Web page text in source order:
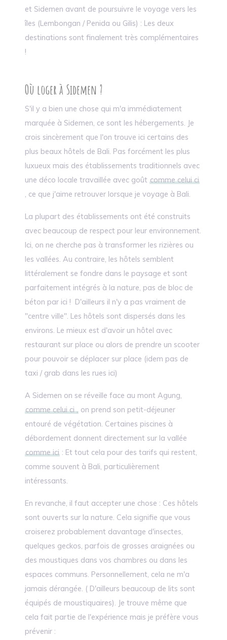
et Sidemen avant de poursuivre le voyage vers les
îles (Lembongan / Penida ou Gilis) : Les deux
destinations sont finalement très complémentaires
!
Où loger à Sidemen ?
S'il y a bien une chose qui m'a immédiatement
marquée à Sidemen, ce sont les hébergements. Je
crois sincèrement que l'on trouve ici certains des
plus beaux hôtels de Bali. Pas forcément les plus
luxueux mais des établissements traditionnels avec
une déco locale travaillée avec goûtcomme celui ci
, ce que j'aime retrouver lorsque je voyage à Bali.
La plupart des établissements ont été construits
avec beaucoup de respect pour leur environnement.
Ici, on ne cherche pas à transformer les rizières ou
les vallées. Au contraire, les hôtels semblent
littéralement se fondre dans le paysage et sont
parfaitement intégrés à la nature, pas de bloc de
béton par ici ! D'ailleurs il n'y a pas vraiment de
"centre ville". Les hôtels sont dispersés dans les
environs. Le mieux est d'avoir un hôtel avec
restaurant sur place ou alors de prendre un scooter
pour pouvoir se déplacer sur place (idem pas de
taxi / grab dans les rues ici)
A Sidemen on se réveille face au mont Agung,
comme celui ci , on prend son petit-déjeuner
entouré de végétation. Certaines piscines à
débordement donnent directement sur la vallée
comme ici : Et tout cela pour des tarifs qui restent,
comme souvent à Bali, particulièrement
intéressants.
En revanche, il faut accepter une chose : Ces hôtels
sont ouverts sur la nature. Cela signifie que vous
croiserez probablement davantage d'insectes,
quelques geckos, parfois de grosses araignées ou
des moustiques dans vos chambres ou dans les
espaces communs. Personnellement, cela ne m'a
jamais dérangée. ( D'ailleurs beaucoup de lits sont
équipés de moustiquaires). Je trouve même que
cela fait partie de l'expérience mais je préfère vous
prévenir :